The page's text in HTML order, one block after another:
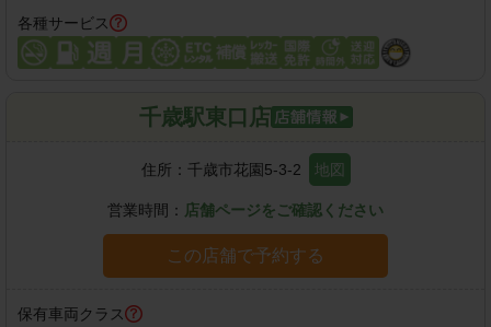
各種サービス
千歳駅東口店
住所： 千歳市花園5-3-2 地図
営業時間： 店舗ページをご確認ください
この店舗で予約する
保有車両クラス